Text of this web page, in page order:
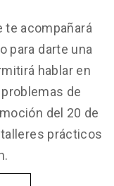
te acompañará
para darte una
hablar en
de
del 20 de
prácticos